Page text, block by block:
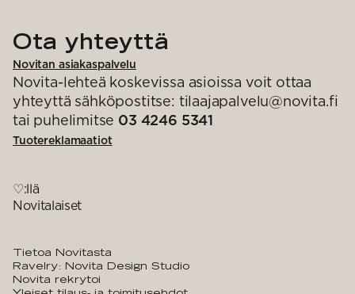
Ota yhteyttä
Novitan asiakaspalvelu
Novita-lehteä koskevissa asioissa voit ottaa
yhteyttä sähköpostitse: tilaajapalvelu@novita.fi
tai puhelimitse 03 4246 5341
Tuotereklamaatiot
♡:llä
Novitalaiset
Tietoa Novitasta
Ravelry: Novita Design Studio
Novita rekrytoi